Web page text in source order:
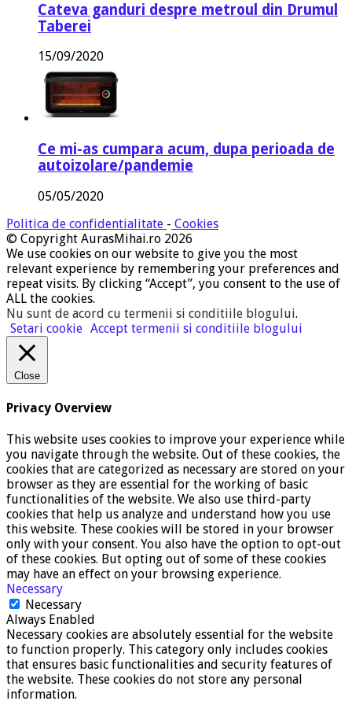
Cateva ganduri despre metroul din Drumul
Taberei
15/09/2020
Ce mi-as cumpara acum, dupa perioada de
autoizolare/pandemie
05/05/2020
Politica de confidentialitate - Cookies
© Copyright AurasMihai.ro 2026
We use cookies on our website to give you the most
relevant experience by remembering your preferences and
repeat visits. By clicking “Accept”, you consent to the use of
ALL the cookies.
Nu sunt de acord cu termenii si conditiile blogului.
Setari cookie Accept termenii si conditiile blogului
Close
Privacy Overview
This website uses cookies to improve your experience while
you navigate through the website. Out of these cookies, the
cookies that are categorized as necessary are stored on your
browser as they are essential for the working of basic
functionalities of the website. We also use third-party
cookies that help us analyze and understand how you use
this website. These cookies will be stored in your browser
only with your consent. You also have the option to opt-out
of these cookies. But opting out of some of these cookies
may have an effect on your browsing experience.
Necessary
Necessary
Always Enabled
Necessary cookies are absolutely essential for the website
to function properly. This category only includes cookies
that ensures basic functionalities and security features of
the website. These cookies do not store any personal
information.